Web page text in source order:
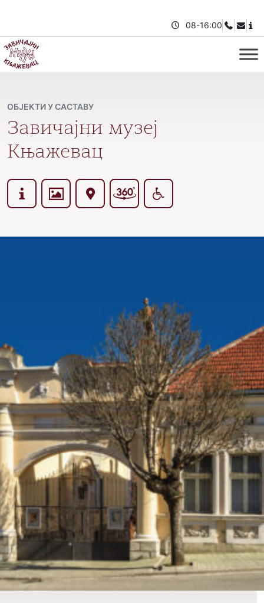
08-16:00
ОБЈЕКТИ У САСТАВУ
Завичајни музеј
Књажевац